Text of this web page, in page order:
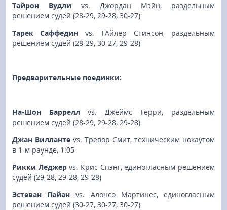
Тайрон Вудли vs. Джордан Мэйн, раздельным
решением судей (28-29, 29-28, 30-27)
Тарек Саффедин vs. ТАйлер Стинсон, раздельным
решением судей (28-29, 30-27, 29-28)
Предварительные поединки:
На-Шон Баррелл vs. Джеймс Терри, раздельным
решением судей (28-29, 29-28, 29-28)
Джан Вилланте vs. Тревор Смит, техническим нокаутом
в 1-м раунде, 1:05
Рикки Леджерvs. Крис Спэнг, единогласным решением
судей (29-28, 29-28, 29-28)
Эстеван Пайан vs. Алонсо Мартинес, единогласным
решением судей (30-27, 30-27, 30-27)